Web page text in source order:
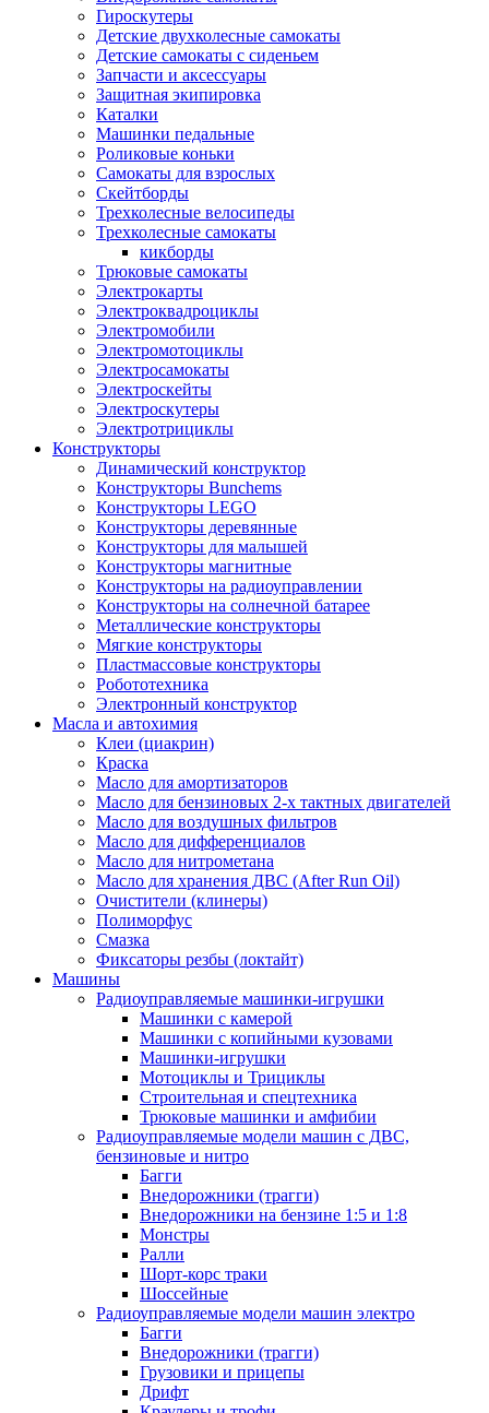
Гироскутеры
Детские двухколесные самокаты
Детские самокаты с сиденьем
Запчасти и аксессуары
Защитная экипировка
Каталки
Машинки педальные
Роликовые коньки
Самокаты для взрослых
Скейтборды
Трехколесные велосипеды
Трехколесные самокаты
кикборды
Трюковые самокаты
Электрокарты
Электроквадроциклы
Электромобили
Электромотоциклы
Электросамокаты
Электроскейты
Электроскутеры
Электротрициклы
Конструкторы
Динамический конструктор
Конструкторы Bunchems
Конструкторы LEGO
Конструкторы деревянные
Конструкторы для малышей
Конструкторы магнитные
Конструкторы на радиоуправлении
Конструкторы на солнечной батарее
Металлические конструкторы
Мягкие конструкторы
Пластмассовые конструкторы
Робототехника
Электронный конструктор
Масла и автохимия
Клеи (циакрин)
Краска
Масло для амортизаторов
Масло для бензиновых 2-х тактных двигателей
Масло для воздушных фильтров
Масло для дифференциалов
Масло для нитрометана
Масло для хранения ДВС (After Run Oil)
Очистители (клинеры)
Полиморфус
Смазка
Фиксаторы резбы (локтайт)
Машины
Радиоуправляемые машинки-игрушки
Машинки с камерой
Машинки с копийными кузовами
Машинки-игрушки
Мотоциклы и Трициклы
Строительная и спецтехника
Трюковые машинки и амфибии
Радиоуправляемые модели машин с ДВС,
бензиновые и нитро
Багги
Внедорожники (трагги)
Внедорожники на бензине 1:5 и 1:8
Монстры
Ралли
Шорт-корс траки
Шоссейные
Радиоуправляемые модели машин электро
Багги
Внедорожники (трагги)
Грузовики и прицепы
Дрифт